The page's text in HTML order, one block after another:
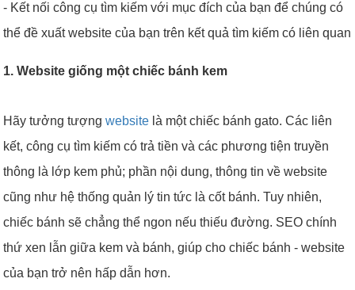
- Kết nối công cụ tìm kiếm với mục đích của bạn để chúng có
thể đề xuất website của bạn trên kết quả tìm kiếm có liên quan
1. Website giống một chiếc bánh kem
Hãy tưởng tượngwebsite là một chiếc bánh gato. Các liên
kết, công cụ tìm kiếm có trả tiền và các phương tiện truyền
thông là lớp kem phủ; phần nội dung, thông tin về website
cũng như hệ thống quản lý tin tức là cốt bánh. Tuy nhiên,
chiếc bánh sẽ chẳng thể ngon nếu thiếu đường. SEO chính
thứ xen lẫn giữa kem và bánh, giúp cho chiếc bánh - website
của bạn trở nên hấp dẫn hơn.